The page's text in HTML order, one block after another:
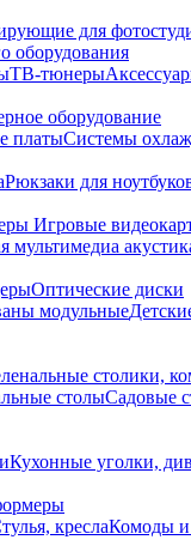
для
оборудования
ТВ-тюнеры
оборудование
платыСистемы
Рюкзаки для
Игровые
мультимедиа
Оптические диски
модульные
столики,
столыСадовые
Кухонные уголки,
креслаКомоды